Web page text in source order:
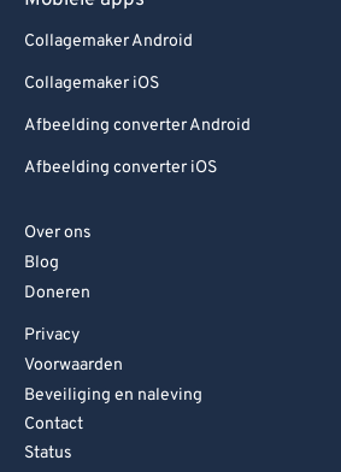
Collagemaker Android
Collagemaker iOS
Afbeelding converter Android
Afbeelding converter iOS
Over ons
Blog
Doneren
Privacy
Voorwaarden
Beveiliging en naleving
Contact
Status